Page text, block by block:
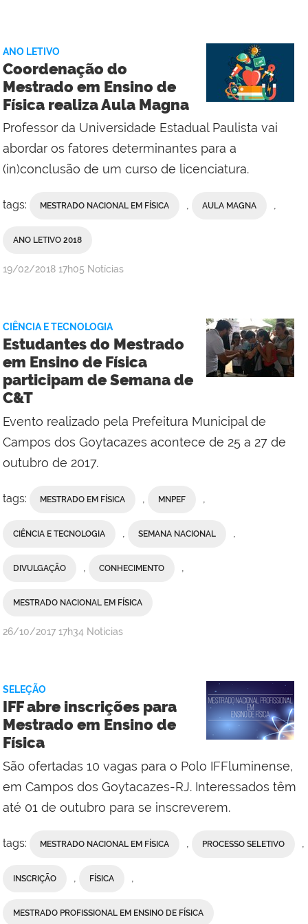
Reitoria
ANO LETIVO
Coordenação do
Mestrado em Ensino de
Física realiza Aula Magna
Professor da Universidade Estadual Paulista vai
abordar os fatores determinantes para a
(in)conclusão de um curso de licenciatura.
tags: MESTRADO NACIONAL EM FÍSICA , AULA MAGNA ,
ANO LETIVO 2018
por
publicado
19/02/2018 17h05 Notícias
CIÊNCIA E TECNOLOGIA
Estudantes do Mestrado
em Ensino de Física
participam de Semana de
C&T
Evento realizado pela Prefeitura Municipal de
Campos dos Goytacazes acontece de 25 a 27 de
outubro de 2017.
tags: MESTRADO EM FÍSICA , MNPEF ,
CIÊNCIA E TECNOLOGIA , SEMANA NACIONAL ,
DIVULGAÇÃO , CONHECIMENTO ,
MESTRADO NACIONAL EM FÍSICA
por
Reitoria
publicado
26/10/2017 17h34 Notícias
SELEÇÃO
IFF abre inscrições para
Mestrado em Ensino de
Física
São ofertadas 10 vagas para o Polo IFFluminense,
em Campos dos Goytacazes-RJ. Interessados têm
até 01 de outubro para se inscreverem.
tags: MESTRADO NACIONAL EM FÍSICA PROCESSO SELETIVO
INSCRIÇÃO FÍSICA
MESTRADO PROFISSIONAL EM ENSINO DE FÍSICA